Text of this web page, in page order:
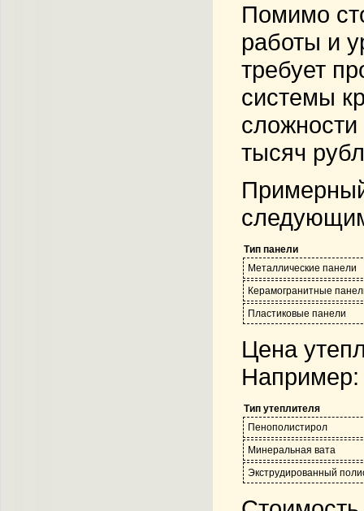
Помимо
работы и
требует
системы
сложности
тысяч
Тип панели
Металлические панели
Керамогранитные
Пластиковые панели
Цена
Например:
Тип утеплителя
Пенополистирол
Минеральная вата
Экструдированный